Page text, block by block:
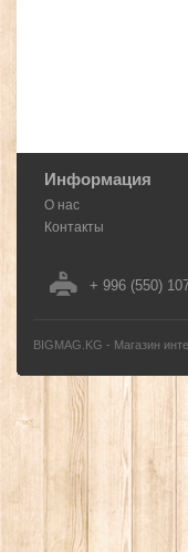
Информация
О нас
Контакты
+ 996 (550)
BIGMAG.KG - Магазин
без письменного